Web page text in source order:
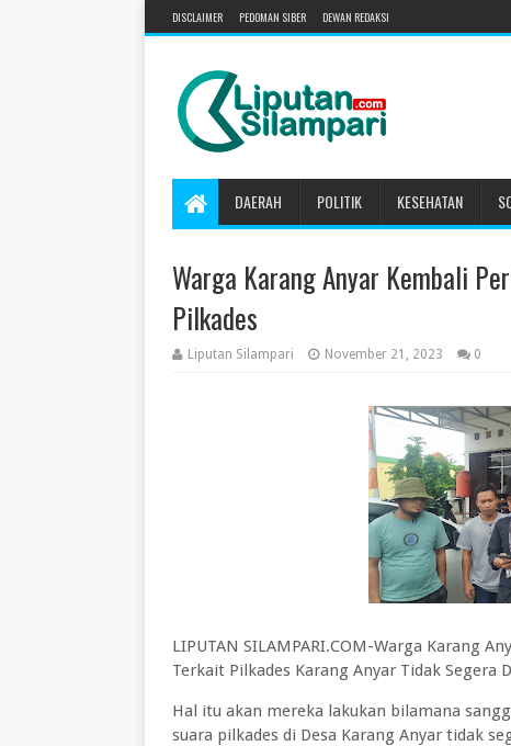
DISCLAIMER PEDOMAN SIBER DEWAN REDAKSI
DAERAH POLITIK KESEHATAN
Warga Karang Anyar Kembali
Pilkades
Liputan Silampari November 21, 2023 0
LIPUTAN SILAMPARI.COM-Warga Karang
Terkait Pilkades Karang Anyar Tidak Segera
Hal itu akan mereka lakukan bilamana
suara pilkades di Desa Karang Anyar tidak